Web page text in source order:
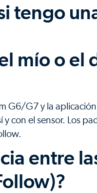
tengo
mío o el
G6/G7 y la
con el sensor. Los
entre